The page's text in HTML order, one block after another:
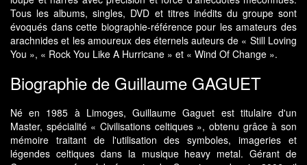
Tous les albums, singles, DVD et titres inédits du groupe sont
évoqués dans cette biographie-référence pour les amateurs des
arachnides et les amoureux des éternels auteurs de « Still Loving
You », « Rock You Like A Hurricane » et « Wind Of Change ».
Biographie de Guillaume GAGUET
Né en 1985 à Limoges, Guillaume Gaguet est titulaire d'un
Master, spécialité « Civilisations celtiques », obtenu grâce à son
mémoire traitant de l'utilisation des symboles, imageries et
légendes celtiques dans la musique heavy metal. Gérant de